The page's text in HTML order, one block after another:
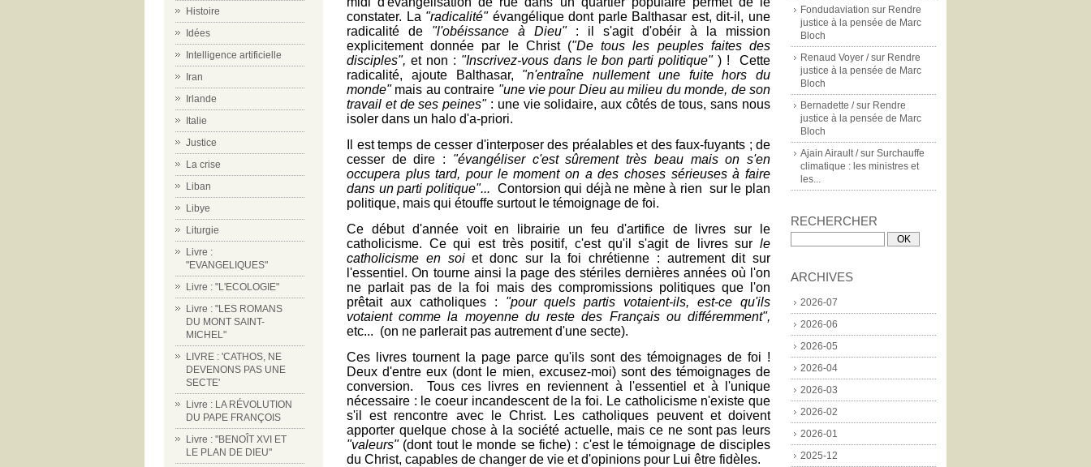
Histoire
Idées
Intelligence artificielle
Iran
Irlande
Italie
Justice
La crise
Liban
Libye
Liturgie
Livre :
"EVANGELIQUES"
Livre : "L'ECOLOGIE"
Livre : "LES ROMANS
DU MONT SAINT-
MICHEL"
LIVRE : 'CATHOS, NE
DEVENONS PAS UNE
SECTE'
Livre : LA RÉVOLUTION
DU PAPE FRANÇOIS
Livre : "BENOÎT XVI ET
LE PLAN DE DIEU"
Fondudaviation sur Rendre
justice à la pensée de Marc
Bloch
Renaud Voyer /sur Rendre
justice à la pensée de Marc
Bloch
Bernadette /sur Rendre
justice à la pensée de Marc
Bloch
Ajain Airault /sur Surchauffe
climatique : les ministres et
les...
RECHERCHER
ARCHIVES
2026-07
2026-06
2026-05
2026-04
2026-03
2026-02
2026-01
2025-12
constater. La "radicalité"évangélique dont parle Balthasar est, dit-il, une
radicalité de "l'obéissance à Dieu": il s'agit d'obéir à la mission
explicitement donnée par le Christ ("De tous les peuples faites des
disciples", et non : "Inscrivez-vous dans le bon parti politique") ! Cette
radicalité, ajoute Balthasar, "n'entraîne nullement une fuite hors du
monde"mais au contraire "une vie pour Dieu au milieu du monde, de son
travail et de ses peines": une vie solidaire, aux côtés de tous, sans nous
isoler dans un halo d'a-priori.
Il est temps de cesser d'interposer des préalables et des faux-fuyants ; de
cesser de dire : "évangéliser c'est sûrement très beau mais on s'en
occupera plus tard, pour le moment on a des choses sérieuses à faire
dans un parti politique"... Contorsion qui déjà ne mène à rien sur le plan
politique, mais qui étouffe surtout le témoignage de foi.
Ce début d'année voit en librairie un feu d'artifice de livres sur le
catholicisme. Ce qui est très positif, c'est qu'il s'agit de livres sur le
catholicisme en soiet donc sur la foi chrétienne : autrement dit sur
l'essentiel. On tourne ainsi la page des stériles dernières années où l'on
ne parlait pas de la foi mais des compromissions politiques que l'on
prêtait aux catholiques : "pour quels partis votaient-ils, est-ce qu'ils
votaient comme la moyenne du reste des Français ou différemment",
etc... (on ne parlerait pas autrement d'une secte).
Ces livres tournent la page parce qu'ils sont des témoignages de foi !
Deux d'entre eux (dont le mien, excusez-moi) sont des témoignages de
conversion. Tous ces livres en reviennent à l'essentiel et à l'unique
nécessaire : le coeur incandescent de la foi. Le catholicisme n'existe que
s'il est rencontre avec le Christ. Les catholiques peuvent et doivent
apporter quelque chose à la société actuelle, mais ce ne sont pas leurs
"valeurs"(dont tout le monde se fiche) : c'est le témoignage de disciples
du Christ, capables de changer de vie et d'opinions pour Lui être fidèles.